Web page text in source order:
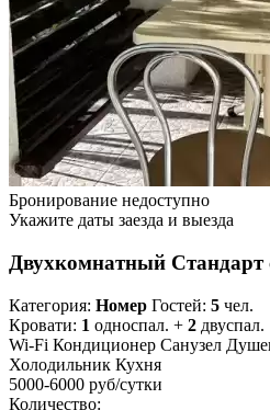
Бронирование недоступно
Укажите даты заезда и выезда
Двухкомнатный Стандарт
Категория: Номер Гостей: 5 чел.
Кровати: 1 односпал. + 2 двуспал.
Wi-Fi Кондиционер Санузел
Холодильник Кухня
5000-6000 руб/сутки
Количество: